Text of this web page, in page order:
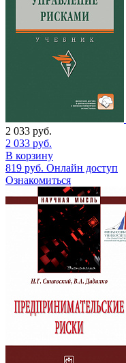
2 033 руб.
2 033 руб.
В корзину
819 руб. Онлайн доступ
Ознакомиться